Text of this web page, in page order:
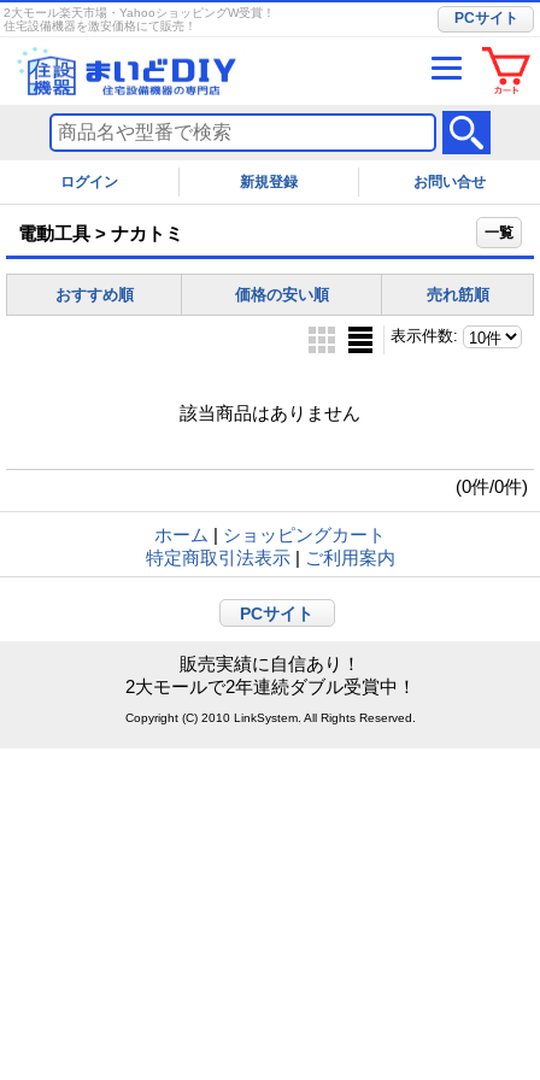
2大モール楽天市場・YahooショッピングW受賞！
住宅設備機器を激安価格にて販売！
PCサイト
ログイン お問い合せ
電動工具 > ナカトミ 一覧
おすすめ順 価格の安い順 売れ筋順
表示件数:
該当商品はありません
(0件/0件)
ホーム | ショッピングカート
特定商取引法表示 | ご利用案内
PCサイト
販売実績に自信あり！
2大モールで2年連続ダブル受賞中！
Copyright (C) 2010 LinkSystem. All Rights Reserved.